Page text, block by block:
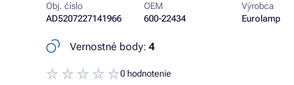
Obj. číslo
AD5207227141966
OEM
600-22434
Výrobca
Eurolamp
Vernostné body: 4
0 hodnotenie